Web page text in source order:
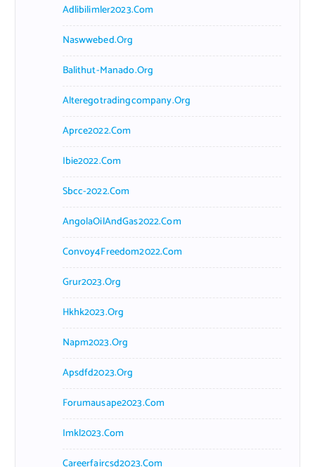
Adlibilimler2023.com
Naswwebed.org
Balithut-Manado.org
Alteregotradingcompany.org
Aprce2022.com
Ibie2022.com
Sbcc-2022.com
AngolaOilAndGas2022.com
Convoy4Freedom2022.com
Grur2023.org
Hkhk2023.org
Napm2023.org
Apsdfd2023.org
Forumausape2023.com
Imkl2023.com
Careerfaircsd2023.com